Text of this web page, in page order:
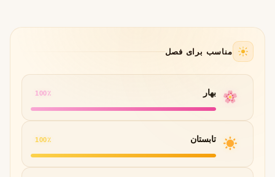
مناسب برای فصل
بهار 100٪
تابستان 100٪